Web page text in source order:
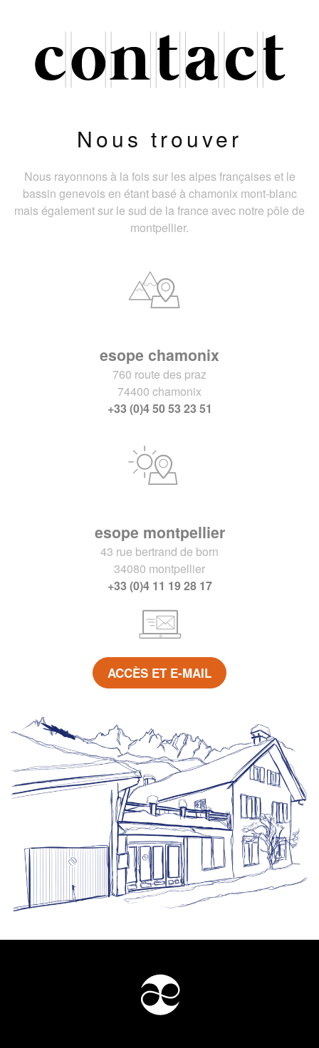
Nous trouver
Nous rayonnons à la fois sur les alpes françaises et le
bassin genevois en étant basé à chamonix mont-blanc
mais également sur le sud de la france avec notre pôle de
montpellier.
esope chamonix
760 route des praz
74400 chamonix
+33 (0)4 50 53 23 51
esope montpellier
43 rue bertrand de born
34080 montpellier
+33 (0)4 11 19 28 17
ACCÈS ET E-MAIL